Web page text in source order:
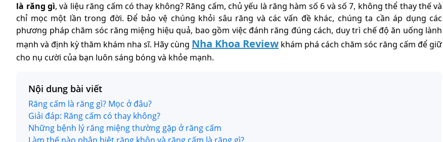
là răng gì, và liệu răng cấm có thay không? Răng cấm, chủ yếu là răng hàm số 6 và số 7, không thể thay thế và
chỉ mọc một lần trong đời. Để bảo vệ chúng khỏi sâu răng và các vấn đề khác, chúng ta cần áp dụng các
phương pháp chăm sóc răng miệng hiệu quả, bao gồm việc đánh răng đúng cách, duy trì chế độ ăn uống lành
mạnh và định kỳ thăm khám nha sĩ. Hãy cùng Nha Khoa Review khám phá cách chăm sóc răng cấm để giữ
cho nụ cười của bạn luôn sáng bóng và khỏe mạnh.
Nội dung bài viết
Răng cấm là răng gì? Mọc ở đâu?
Giải đáp: Răng cấm có thay không?
Những bệnh lý răng miệng thường gặp ở răng cấm